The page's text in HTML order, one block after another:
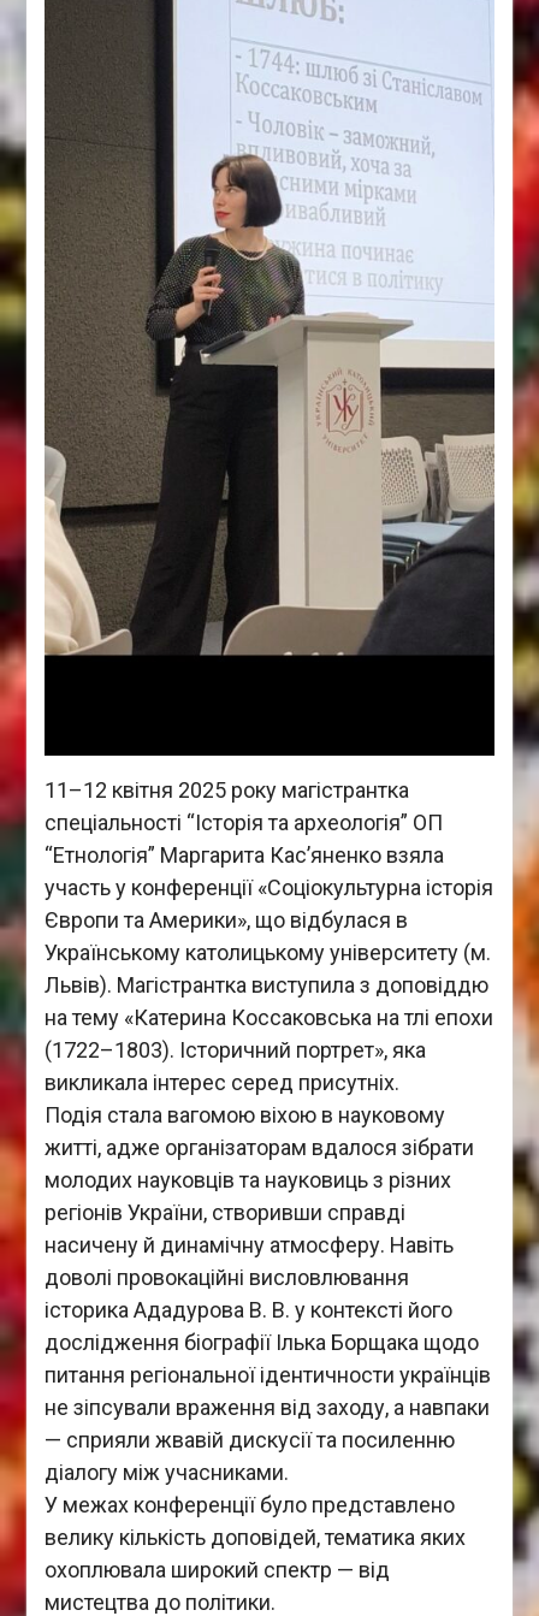
11–12 квітня 2025 року магістрантка
спеціальності “Історія та археологія” ОП
“Етнологія” Маргарита Кас’яненко взяла
участь у конференції «Соціокультурна історія
Європи та Америки», що відбулася в
Українському католицькому університету (м.
Львів). Магістрантка виступила з доповіддю
на тему «Катерина Коссаковська на тлі епохи
(1722–1803). Історичний портрет», яка
викликала інтерес серед присутніх.
Подія стала вагомою віхою в науковому
житті, адже організаторам вдалося зібрати
молодих науковців та науковиць з різних
регіонів України, створивши справді
насичену й динамічну атмосферу. Навіть
доволі провокаційні висловлювання
історика Ададурова В. В. у контексті його
дослідження біографії Ілька Борщака щодо
питання регіональної ідентичности українців
не зіпсували враження від заходу, а навпаки
— сприяли жвавій дискусії та посиленню
діалогу між учасниками.
У межах конференції було представлено
велику кількість доповідей, тематика яких
охоплювала широкий спектр — від
мистецтва до політики.